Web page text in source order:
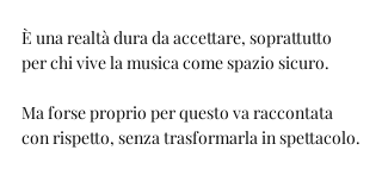
È una realtà dura da accettare, soprattutto
per chi vive la musica come spazio sicuro.
Ma forse proprio per questo va raccontata
con rispetto, senza trasformarla in spettacolo.